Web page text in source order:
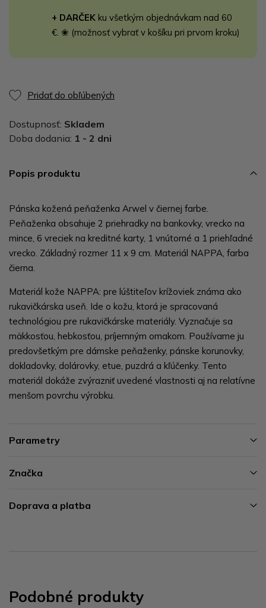
+ DARČEK ku všetkým objednávkam nad 60
€. ❀ (možnosť vybrať v košíku pri prvom kroku)
Pridať do obľúbených
Dostupnosť: Skladem
Doba dodania: 1 - 2 dni
Popis produktu
Pánska kožená peňaženka Arwel v čiernej farbe.
Peňaženka obsahuje 2 priehradky na bankovky, vrecko na
mince, 6 vreciek na kreditné karty, 1 vnútorné a 1 priehľadné
vrecko. Základný rozmer 11 x 9 cm. Materiál NAPPA, farba
čierna.
Materiál kože NAPPA: pre lúštiteľov krížoviek známa ako
rukavičkárska useň. Ide o kožu, ktorá je spracovaná
technológiou pre rukavičkárske materiály. Vyznačuje sa
mäkkosťou, hebkosťou, príjemným omakom. Používame ju
predovšetkým pre dámske peňaženky, pánske korunovky,
dokladovky, dolárovky, etue, puzdrá a kľúčenky. Tento
materiál dokáže zvýrazniť uvedené vlastnosti aj na relatívne
menšom povrchu výrobku.
Parametry
Značka
Doprava a platba
Podobné produkty